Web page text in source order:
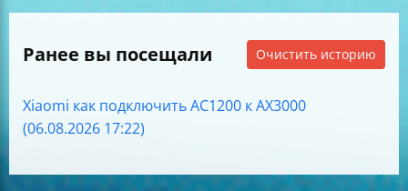
Ранее вы посещали Очистить историю
Xiaomi как подключить AC1200 к AX3000
(06.08.2026 17:22)